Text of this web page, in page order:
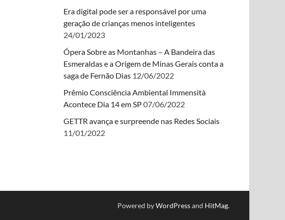
Era digital pode ser a responsável por uma
geração de crianças menos inteligentes
24/01/2023
Ópera Sobre as Montanhas – A Bandeira das
Esmeraldas e a Origem de Minas Gerais conta a
saga de Fernão Dias 12/06/2022
Prêmio Consciência Ambiental Immensità
Acontece Dia 14 em SP07/06/2022
GETTR avança e surpreende nas Redes Sociais
11/01/2022
Powered byWordPressand HitMag.